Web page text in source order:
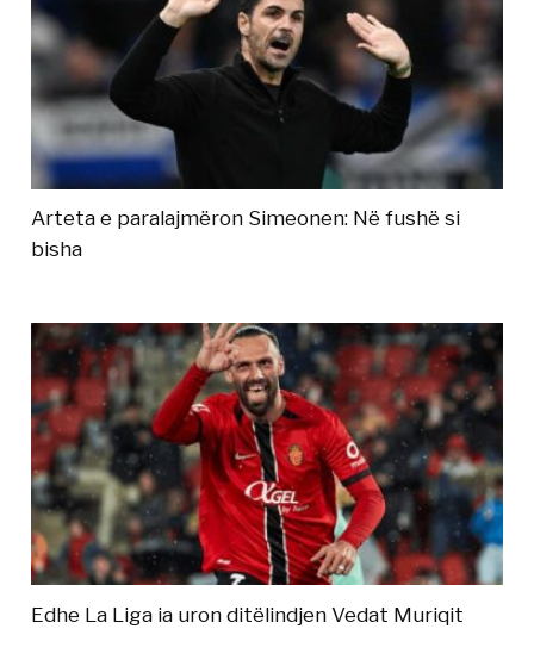
Arteta e paralajmëron Simeonen: Në fushë si
bisha
Edhe La Liga ia uron ditëlindjen Vedat Muriqit